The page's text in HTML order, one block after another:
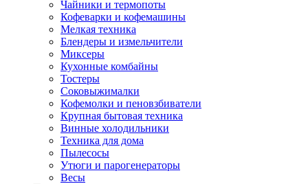
Чайники и термопоты
Кофеварки и кофемашины
Мелкая техника
Блендеры и измельчители
Миксеры
Кухонные комбайны
Тостеры
Соковыжималки
Кофемолки и пеновзбиватели
Крупная бытовая техника
Винные холодильники
Техника для дома
Пылесосы
Утюги и парогенераторы
Весы